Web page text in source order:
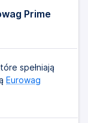
Prime
spełniają
Eurowag